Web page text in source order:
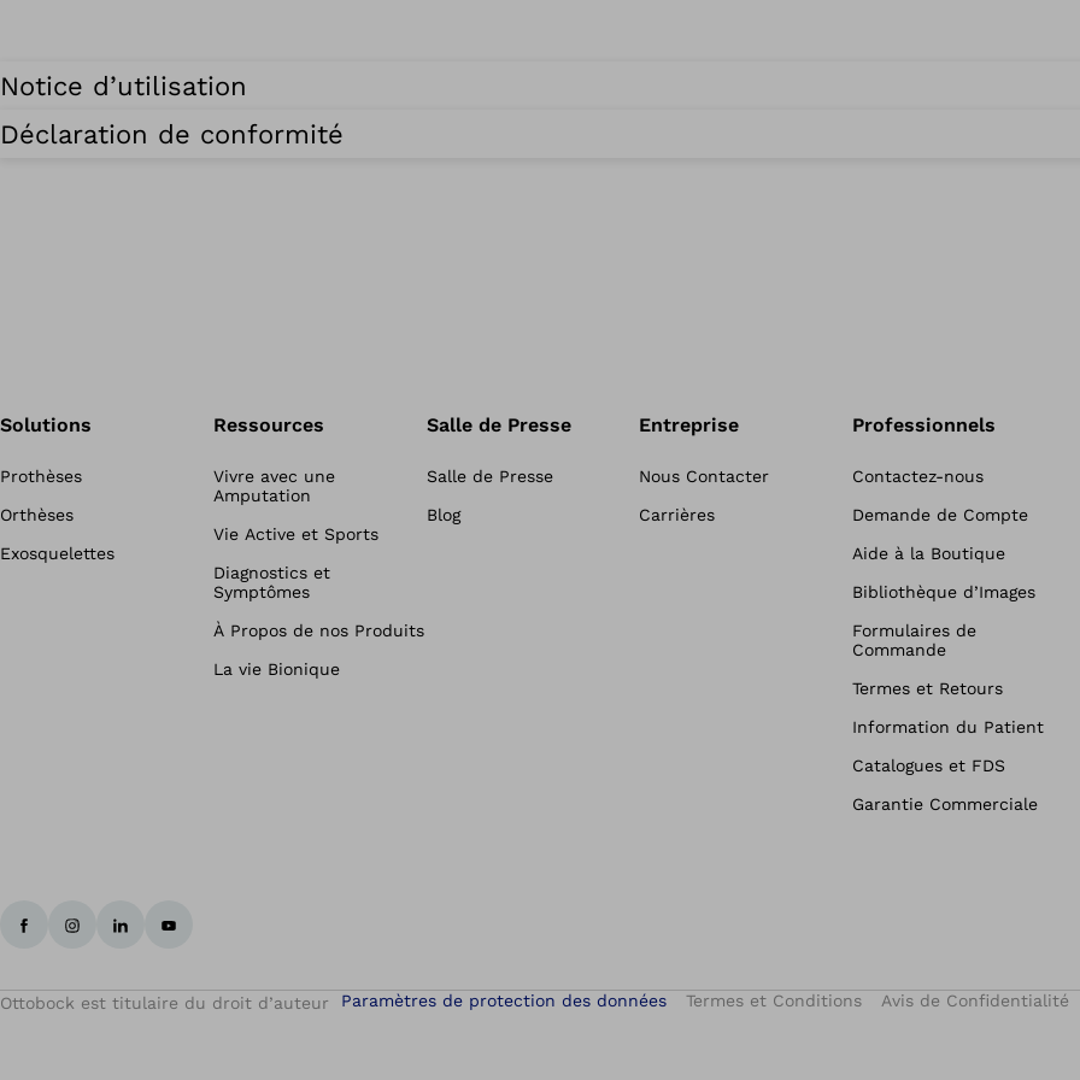
Notice d’utilisation
Déclaration de conformité
Solutions
Prothèses
Orthèses
Exosquelettes
Ressources
Vivre avec une
Amputation
Vie Active et Sports
Diagnostics et
Symptômes
À Propos de nos Produits
La vie Bionique
Salle de Presse
Salle de Presse
Blog
Entreprise
Nous Contacter
Carrières
Professionnels
Contactez-nous
Demande de Compte
Aide à la Boutique
Bibliothèque d’Images
Formulaires de
Commande
Termes et Retours
Information du Patient
Catalogues et FDS
Garantie Commerciale
Ottobock est titulaire du droit d’auteur Paramètres de protection des données Termes et Conditions Avis de Confidentialité